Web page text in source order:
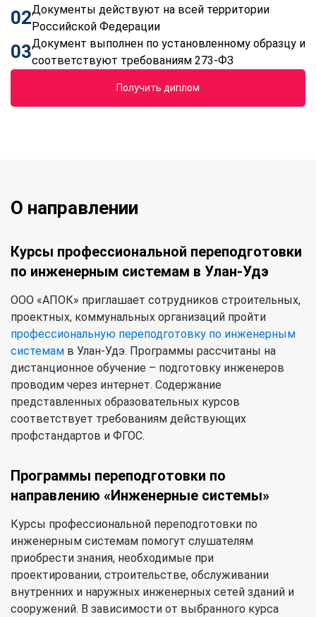
02Документы действуют на всей территории
Российской Федерации
03Документ выполнен по установленному образцу и
соответствуют требованиям 273-ФЗ
Получить диплом
О направлении
Курсы профессиональной переподготовки
по инженерным системам в Улан-Удэ
ООО «АПОК» приглашает сотрудников строительных,
проектных, коммунальных организаций пройти
профессиональную переподготовку по инженерным
системам в Улан-Удэ. Программы рассчитаны на
дистанционное обучение – подготовку инженеров
проводим через интернет. Содержание
представленных образовательных курсов
соответствует требованиям действующих
профстандартов и ФГОС.
Программы переподготовки по
направлению «Инженерные системы»
Курсы профессиональной переподготовки по
инженерным системам помогут слушателям
приобрести знания, необходимые при
проектировании, строительстве, обслуживании
внутренних и наружных инженерных сетей зданий и
сооружений. В зависимости от выбранного курса